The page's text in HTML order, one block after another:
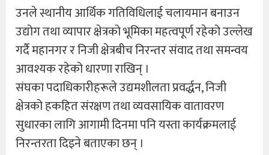
उनले स्थानीय आर्थिक गतिविधिलाई चलायमान बनाउन
उद्योग तथा व्यापार क्षेत्रको भूमिका महत्वपूर्ण रहेको उल्लेख
गर्दै महानगर र निजी क्षेत्रबीच निरन्तर संवाद तथा समन्वय
आवश्यक रहेको धारणा राखिन् ।
संघका पदाधिकारीहरूले उद्यमशीलता प्रवर्द्धन, निजी
क्षेत्रको हकहित संरक्षण तथा व्यवसायिक वातावरण
सुधारका लागि आगामी दिनमा पनि यस्ता कार्यक्रमलाई
निरन्तरता दिइने बताएका छन् ।